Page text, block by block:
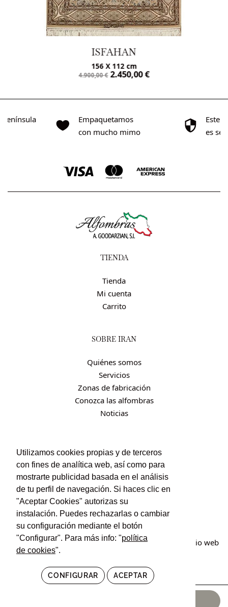
ISFAHAN
156 X 112 cm
4.900,00€ 2.450,00€
Empaquetamos
con mucho mimo
Este
es
TIENDA
Tienda
Mi cuenta
Carrito
SOBRE IRÁN
Quiénes somos
Servicios
Zonas de fabricación
Conozca las alfombras
Noticias
Contacto
Política de privacidad
Política de cookies
Condiciones de uso y contratación
© Irán Alfombras. Todos los derechos reservados. Sitio web
Utilizamos cookies propias y de terceros
con fines de analítica web, así como para
mostrarte publicidad basada en el análisis
de tu perfil de navegación. Si haces clic en
"Aceptar Cookies" autorizas su
instalación. Puedes rechazarlas o cambiar
su configuración mediante el botón
"Configurar". Para más info: "política
de cookies".
CONFIGURAR ACEPTAR